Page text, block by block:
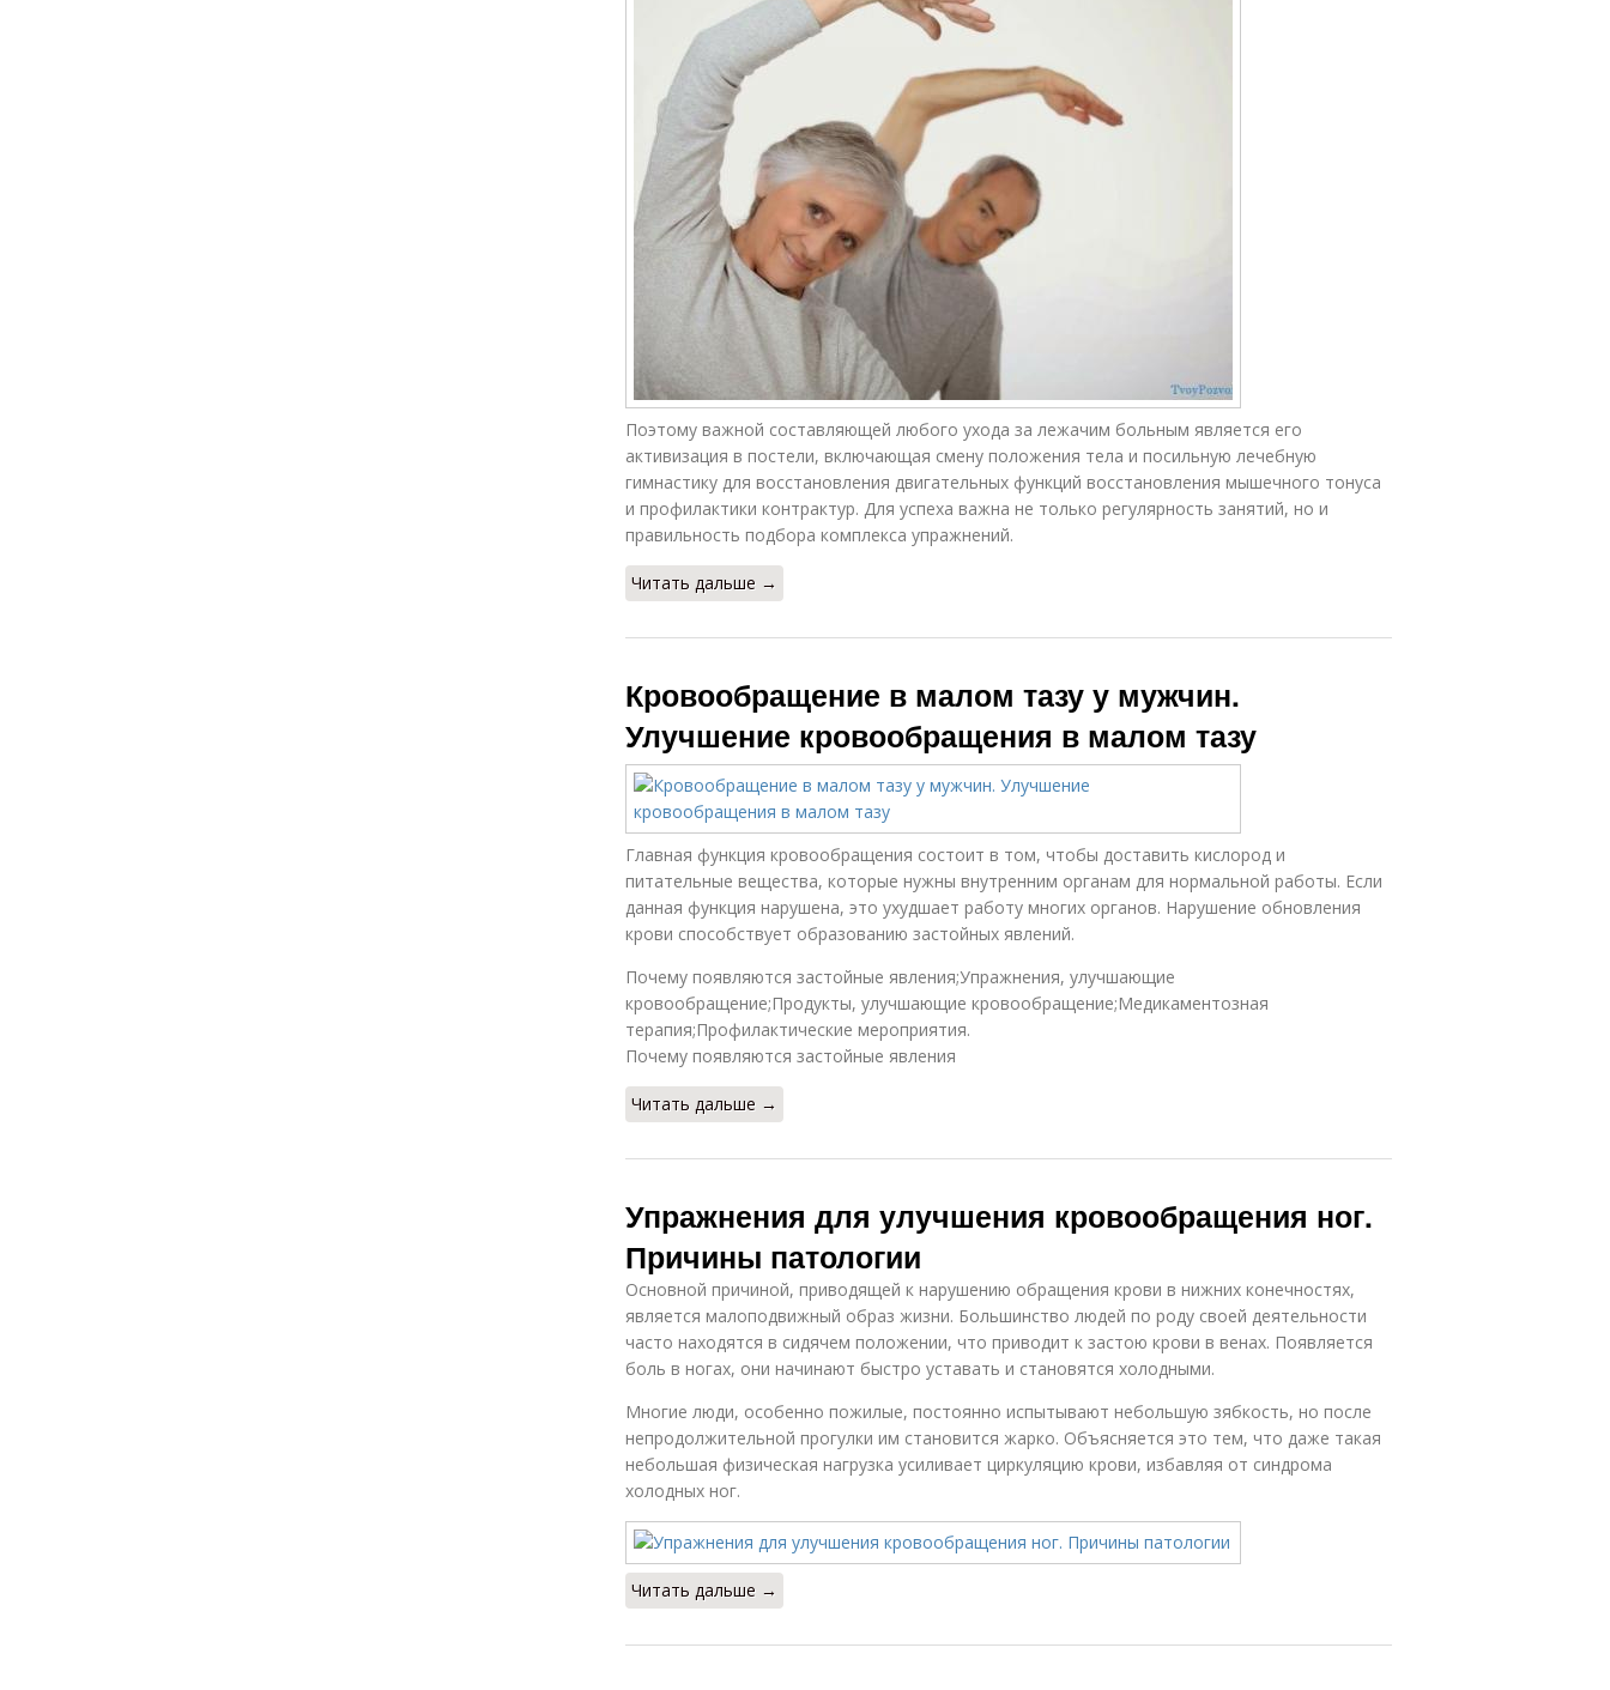
Поэтому важной составляющей любого ухода за лежачим больным является его
активизация в постели, включающая смену положения тела и посильную лечебную
гимнастику для восстановления двигательных функций восстановления мышечного тонуса
и профилактики контрактур. Для успеха важна не только регулярность занятий, но и
правильность подбора комплекса упражнений.
Читать дальше →
Кровообращение в малом тазу у мужчин.
Улучшение кровообращения в малом тазу
Главная функция кровообращения состоит в том, чтобы доставить кислород и
питательные вещества, которые нужны внутренним органам для нормальной работы. Если
данная функция нарушена, это ухудшает работу многих органов. Нарушение обновления
крови способствует образованию застойных явлений.
Почему появляются застойные явления;Упражнения, улучшающие
кровообращение;Продукты, улучшающие кровообращение;Медикаментозная
терапия;Профилактические мероприятия.
Почему появляются застойные явления
Читать дальше →
Упражнения для улучшения кровообращения ног.
Причины патологии
Основной причиной, приводящей к нарушению обращения крови в нижних конечностях,
является малоподвижный образ жизни. Большинство людей по роду своей деятельности
часто находятся в сидячем положении, что приводит к застою крови в венах. Появляется
боль в ногах, они начинают быстро уставать и становятся холодными.
Многие люди, особенно пожилые, постоянно испытывают небольшую зябкость, но после
непродолжительной прогулки им становится жарко. Объясняется это тем, что даже такая
небольшая физическая нагрузка усиливает циркуляцию крови, избавляя от синдрома
холодных ног.
Читать дальше →